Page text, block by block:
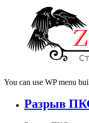
You can use WP menu
Разрыв